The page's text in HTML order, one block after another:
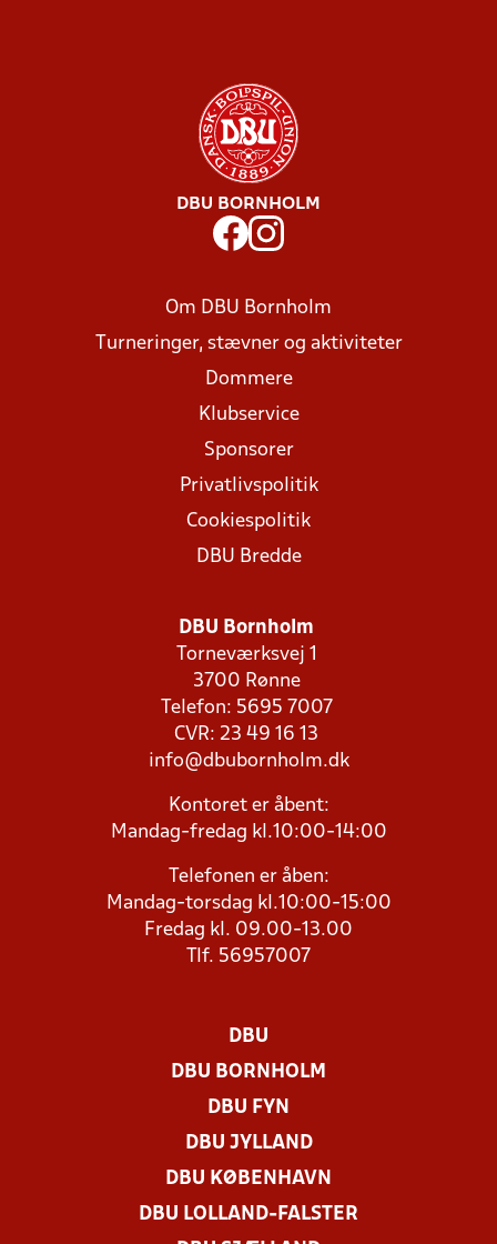
DBU BORNHOLM
Om DBU Bornholm
Turneringer, stævner og aktiviteter
Dommere
Klubservice
Sponsorer
Privatlivspolitik
Cookiespolitik
DBU Bredde
DBU Bornholm
Torneværksvej 1
3700 Rønne
Telefon: 5695 7007
CVR: 23 49 16 13
info@dbubornholm.dk
Kontoret er åbent:
Mandag-fredag kl.10:00-14:00
Telefonen er åben:
Mandag-torsdag kl.10:00-15:00
Fredag kl. 09.00-13.00
Tlf. 56957007
DBU
DBU BORNHOLM
DBU FYN
DBU JYLLAND
DBU KØBENHAVN
DBU LOLLAND-FALSTER